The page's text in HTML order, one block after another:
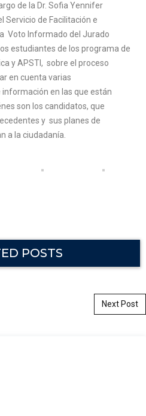
de la Dr. Sofia Yennifer
Servicio de Facilitación e
Voto Informado del Jurado
estudiantes de los programa de
y APSTI, sobre el proceso
en cuenta varias
en las que están
son los candidatos, que
y sus planes de
a la ciudadanía.
POSTS
Next Post